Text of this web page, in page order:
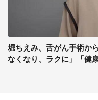
堀ちえみ、舌がん手術か
なくなり、ラクに」「健